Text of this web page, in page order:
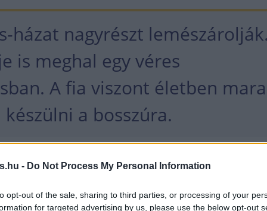
- Do Not Process My Personal Information
opt-out of the sale, sharing to third parties, or processing of your
for targeted advertising by us, please use the below opt-out
házat nagyrészt
is meghal egy véres
A fia viszont életben
készülni a bosszúra.
egyszerűen hangzik, csakhogy ez a történet egy
hogy a könyvében külön függelékben